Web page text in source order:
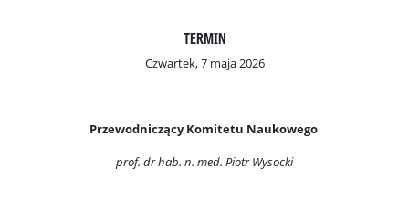
TERMIN
Czwartek, 7 maja 2026
Przewodniczący Komitetu Naukowego
prof. dr hab. n. med. Piotr Wysocki